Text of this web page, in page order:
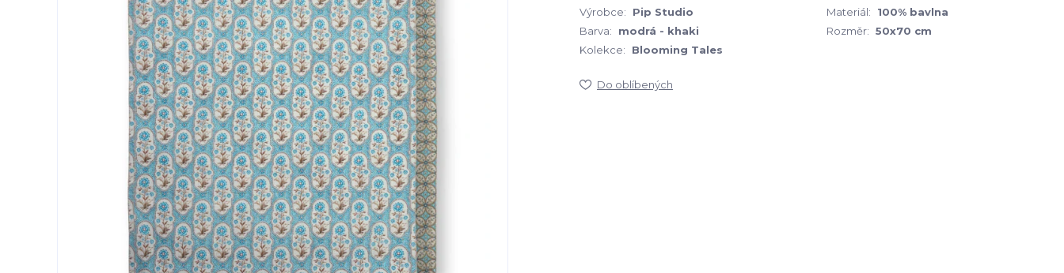
Výrobce:
Pip Studio Materiál:
100% bavlna
Barva:
modrá - khaki Rozměr: 50x70 cm
Kolekce:
Blooming Tales
Do oblíbených